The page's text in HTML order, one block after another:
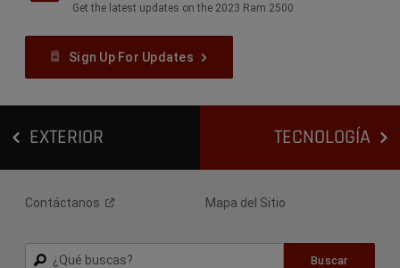
Get the latest updates on the 2023 Ram 2500
Sign Up For Updates
EXTERIOR TECNOLOGÍA
Contáctanos Mapa del Sitio
Buscar
Buscar